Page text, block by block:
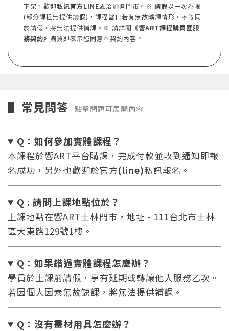
下架，歡迎私訊官方LINE或洽詢各門市。※ 請假以一次為限
(部分課程無提供請假)，課程當日若有無故曠課情形，不等同
於請假，將無法提供補課。※ 請詳閱 《響ART課程購買暨服
務契約》 購買即表示您同意本契約內容。
▋ 常見問答 點擊問題可展開內容
Q：如何參加實體課程？
本課程於響ART平台購課，完成付款並收到通知即報
名成功，另外也歡迎於官方(line)私訊報名。
Q : 請問上課地點位於？
上課地點在響ART士林門市，地址 - 111台北市士林
區大東路129號1樓。
Q：如果錯過實體課程怎麼辦？
學員於上課前請假，享有延期或轉讓他人服務乙次。
若因個人因素無故缺課，將無法提供補課。
Q：沒有畫材用具怎麼辦？